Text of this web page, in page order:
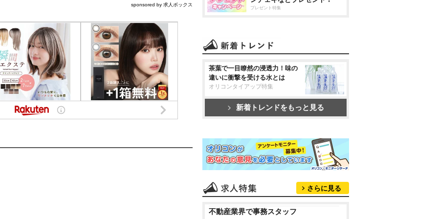
sponsored by 求人ボックス
プレゼント特集
茶葉で一目瞭然の浸透力！味の
違いに衝撃を受ける水とは
オリコンタイアップ特集
新着トレンドをもっと見る
さらに見る
不動産業界で事務スタッフ